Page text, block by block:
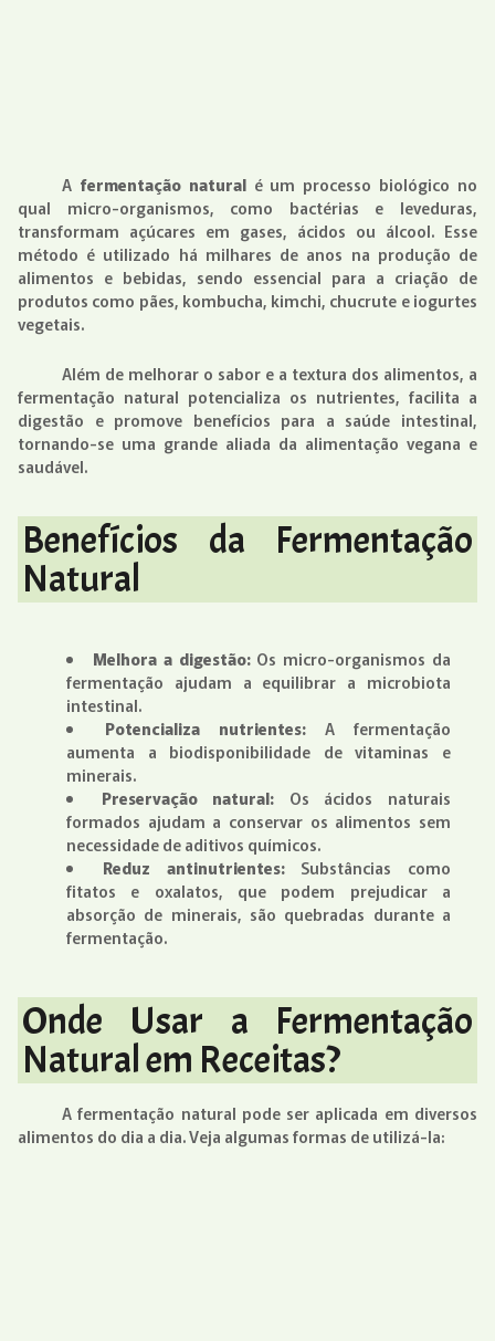
A fermentação naturalé um processo biológico no
qual micro-organismos, como bactérias e leveduras,
transformam açúcares em gases, ácidos ou álcool. Esse
método é utilizado há milhares de anos na produção de
alimentos e bebidas, sendo essencial para a criação de
produtos como pães, kombucha, kimchi, chucrute e iogurtes
vegetais.
Além de melhorar o sabor e a textura dos alimentos, a
fermentação natural potencializa os nutrientes, facilita a
digestão e promove benefícios para a saúde intestinal,
tornando-se uma grande aliada da alimentação vegana e
saudável.
Benefícios da Fermentação
Natural
Melhora a digestão:Os micro-organismos da
fermentação ajudam a equilibrar a microbiota
intestinal.
Potencializa nutrientes: A fermentação
aumenta a biodisponibilidade de vitaminas e
minerais.
Preservação natural: Os ácidos naturais
formados ajudam a conservar os alimentos sem
necessidade de aditivos químicos.
Reduz antinutrientes:Substâncias como
fitatos e oxalatos, que podem prejudicar a
absorção de minerais, são quebradas durante a
fermentação.
Onde Usar a Fermentação
Natural em Receitas?
A fermentação natural pode ser aplicada em diversos
alimentos do dia a dia. Veja algumas formas de utilizá-la: